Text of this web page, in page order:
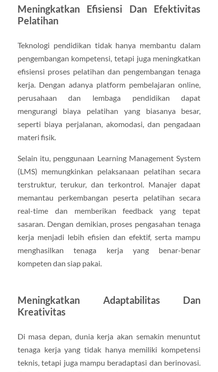
Meningkatkan Efisiensi Dan Efektivitas
Pelatihan
Teknologi pendidikan tidak hanya membantu dalam
pengembangan kompetensi, tetapi juga meningkatkan
efisiensi proses pelatihan dan pengembangan tenaga
kerja. Dengan adanya platform pembelajaran online,
perusahaan dan lembaga pendidikan dapat
mengurangi biaya pelatihan yang biasanya besar,
seperti biaya perjalanan, akomodasi, dan pengadaan
materi fisik.
Selain itu, penggunaan Learning Management System
(LMS) memungkinkan pelaksanaan pelatihan secara
terstruktur, terukur, dan terkontrol. Manajer dapat
memantau perkembangan peserta pelatihan secara
real-time dan memberikan feedback yang tepat
sasaran. Dengan demikian, proses pengasahan tenaga
kerja menjadi lebih efisien dan efektif, serta mampu
menghasilkan tenaga kerja yang benar-benar
kompeten dan siap pakai.
Meningkatkan Adaptabilitas Dan
Kreativitas
Di masa depan, dunia kerja akan semakin menuntut
tenaga kerja yang tidak hanya memiliki kompetensi
teknis, tetapi juga mampu beradaptasi dan berinovasi.